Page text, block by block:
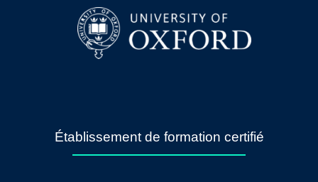
Établissement de formation certifié